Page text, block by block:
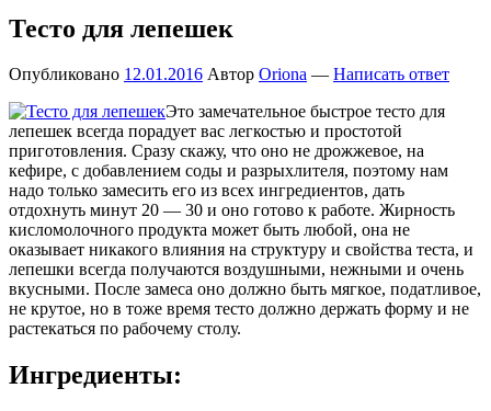
Тесто для лепешек
Опубликовано 12.01.2016 Автор Oriona — Написать ответ
Это замечательное быстрое тесто для
лепешек всегда порадует вас легкостью и простотой
приготовления. Сразу скажу, что оно не дрожжевое, на
кефире, с добавлением соды и разрыхлителя, поэтому нам
надо только замесить его из всех ингредиентов, дать
отдохнуть минут 20 — 30 и оно готово к работе. Жирность
кисломолочного продукта может быть любой, она не
оказывает никакого влияния на структуру и свойства теста, и
лепешки всегда получаются воздушными, нежными и очень
вкусными. После замеса оно должно быть мягкое, податливое,
не крутое, но в тоже время тесто должно держать форму и не
растекаться по рабочему столу.
Ингредиенты: